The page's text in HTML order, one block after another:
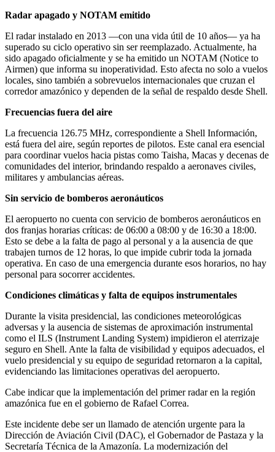
Radar apagado y NOTAM emitido
El radar instalado en 2013 —con una vida útil de 10 años— ya ha
superado su ciclo operativo sin ser reemplazado. Actualmente, ha
sido apagado oficialmente y se ha emitido un NOTAM (Notice to
Airmen) que informa su inoperatividad. Esto afecta no solo a vuelos
locales, sino también a sobrevuelos internacionales que cruzan el
corredor amazónico y dependen de la señal de respaldo desde Shell.
Frecuencias fuera del aire
La frecuencia 126.75 MHz, correspondiente a Shell Información,
está fuera del aire, según reportes de pilotos. Este canal era esencial
para coordinar vuelos hacia pistas como Taisha, Macas y decenas de
comunidades del interior, brindando respaldo a aeronaves civiles,
militares y ambulancias aéreas.
Sin servicio de bomberos aeronáuticos
El aeropuerto no cuenta con servicio de bomberos aeronáuticos en
dos franjas horarias críticas: de 06:00 a 08:00 y de 16:30 a 18:00.
Esto se debe a la falta de pago al personal y a la ausencia de que
trabajen turnos de 12 horas, lo que impide cubrir toda la jornada
operativa. En caso de una emergencia durante esos horarios, no hay
personal para socorrer accidentes.
Condiciones climáticas y falta de equipos instrumentales
Durante la visita presidencial, las condiciones meteorológicas
adversas y la ausencia de sistemas de aproximación instrumental
como el ILS (Instrument Landing System) impidieron el aterrizaje
seguro en Shell. Ante la falta de visibilidad y equipos adecuados, el
vuelo presidencial y su equipo de seguridad retornaron a la capital,
evidenciando las limitaciones operativas del aeropuerto.
Cabe indicar que la implementación del primer radar en la región
amazónica fue en el gobierno de Rafael Correa.
Este incidente debe ser un llamado de atención urgente para la
Dirección de Aviación Civil (DAC), el Gobernador de Pastaza y la
Secretaría Técnica de la Amazonía. La modernización del